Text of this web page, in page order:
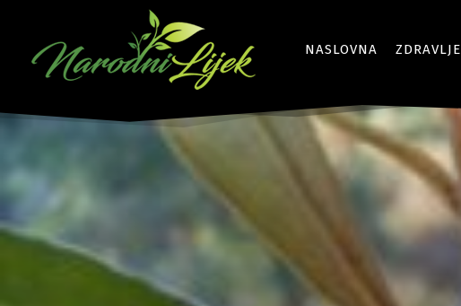
NASLOVNA ZDRAVLJE